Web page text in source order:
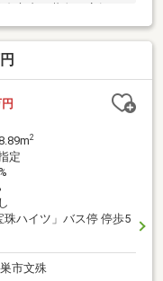
せんか。私たちが美
動産エキスパート！
ならお任せ下さい。
2
定
珠ハイツ」バス停 停歩5
市文殊